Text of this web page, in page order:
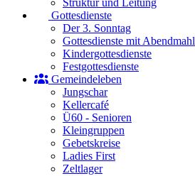
Struktur und Leitung
Gottesdienste
Der 3. Sonntag
Gottesdienste mit Abendmahl
Kindergottesdienste
Festgottesdienste
Gemeindeleben
Jungschar
Kellercafé
Ü60 - Senioren
Kleingruppen
Gebetskreise
Ladies First
Zeltlager